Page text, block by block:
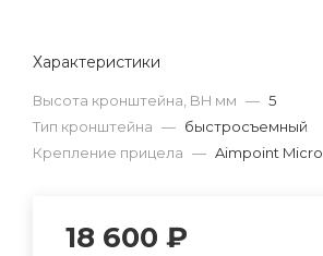
Характеристики
Высота кронштейна, BH мм — 5
Тип кронштейна — быстросъемный
Крепление прицела — Aimpoint Micro
18 600 ₽